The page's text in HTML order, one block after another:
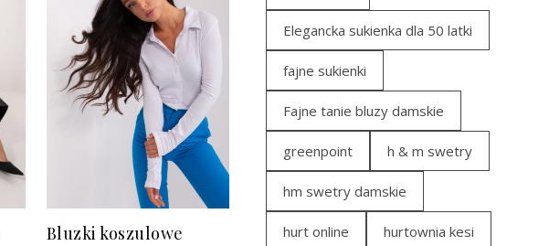
Bluzki koszulowe
Elegancka sukienka dla 50 latki
fajne sukienki
Fajne tanie bluzy damskie
greenpoint h & m swetry
hm swetry damskie
hurt online hurtownia kesi